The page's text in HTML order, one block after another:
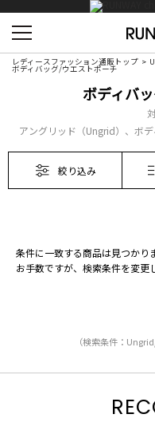
レディースファッション通販トップ
ボディバッグ/ウエストポーチ
ボディバ
アングリッド（Ungrid）、ボ
絞り込み
条件に一致する商品は見つかり
お手数ですが、検索条件を変更
（検索条件：